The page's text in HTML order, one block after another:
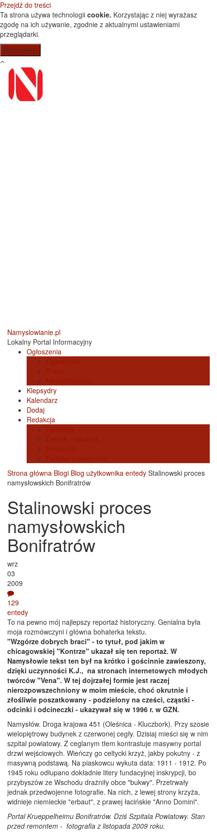
Przejdź do treści
Ta strona używa technologii cookie. Korzystając z niej wyrażasz
zgodę na ich używanie, zgodnie z aktualnymi ustawieniami
przeglądarki.
Namyslowianie.pl
Lokalny Portal Informacyjny
Ogłoszenia
Klepsydry
Kalendarz
Dodaj
Redakcja
Strona główna Blogi Blog użytkownika entedy Stalinowski proces
namysłowskich Bonifratrów
Stalinowski proces
namysłowskich
Bonifratrów
wrz
03
2009
129
entedy
To na pewno mój najlepszy reportaż historyczny. Genialna była
moja rozmówczyni i główna bohaterka tekstu.
"Wzgórze dobrych braci" - to tytuł, pod jakim w
chicagowskiej "Kontrze" ukazał się ten reportaż. W
Namysłowie tekst ten był na krótko i gościnnie zawieszony,
dzięki uczynności K.J., na stronach internetowych młodych
twórców "Vena". W tej dojrzałej formie jest raczej
nierozpowszechniony w moim mieście, choć okrutnie i
złośliwie poszatkowany - podzielony na cześci, cząstki -
odcinki i odcineczki - ukazywał się w 1996 r. w GZN.
Namysłów. Droga krajowa 451 (Oleśnica - Kluczbork). Przy szosie
wielopiętrowy budynek z czerwonej cegły. Dzisiaj mieści się w nim
szpital powiatowy. Z ceglanym tłem kontrastuje masywny portal
drzwi wejściowych. Wieńczy go celtycki krzyż, jakby pokutny - z
masywną podstawą. Na piaskowcu wykuta data: 1911 - 1912. Po
1945 roku odłupano dokładnie litery fundacyjnej inskrypcji, bo
przybyszów ze Wschodu drażniły obce "bukwy". Przetrwały
jednak przedwojenne fotografie. Na nich, z lewej strony krzyża,
widnieje niemieckie "erbaut", z prawej łacińskie "Anno Domini".
Portal Krueppelheimu Bonifratrów. Dziś Szpitala Powiatowy. Stan
przed remontem - fotografia z listopada 2009 roku.